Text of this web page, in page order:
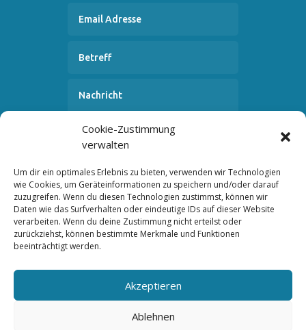
Cookie-Zustimmung
verwalten
Um dir ein optimales Erlebnis zu bieten, verwenden wir Technologien
wie Cookies, um Geräteinformationen zu speichern und/oder darauf
zuzugreifen. Wenn du diesen Technologien zustimmst, können wir
Daten wie das Surfverhalten oder eindeutige IDs auf dieser Website
verarbeiten. Wenn du deine Zustimmung nicht erteilst oder
zurückziehst, können bestimmte Merkmale und Funktionen
beeinträchtigt werden.
Akzeptieren
Ablehnen
SENDEN
© Copyright 2022 Otter Holding GmbH – Alle Rechte
vorbehalten.